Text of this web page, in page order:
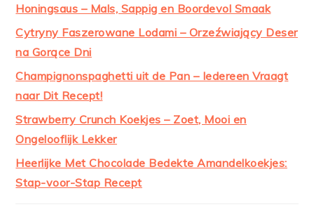
Honingsaus – Mals, Sappig en Boordevol Smaak
Cytryny Faszerowane Lodami – Orzeźwiający Deser
na Gorące Dni
Champignonspaghetti uit de Pan – Iedereen Vraagt
naar Dit Recept!
Strawberry Crunch Koekjes – Zoet, Mooi en
Ongelooflijk Lekker
Heerlijke Met Chocolade Bedekte Amandelkoekjes:
Stap-voor-Stap Recept